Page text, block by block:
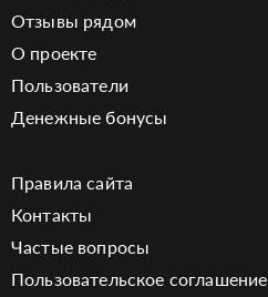
Отзывы рядом
О проекте
Пользователи
Денежные бонусы
Правила сайта
Контакты
Частые вопросы
Пользовательское соглашение